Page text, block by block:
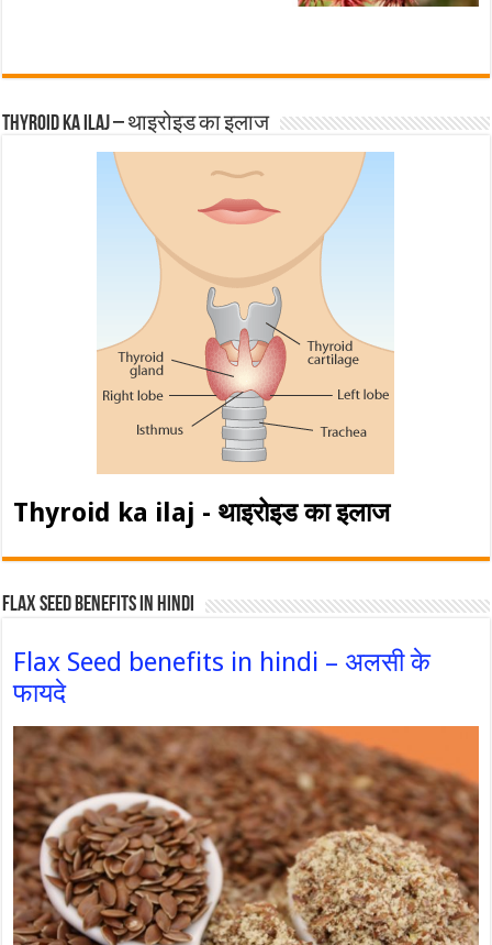
Thyroid ka ilaj – थाइरोइड का इलाज
Thyroid ka ilaj - थाइरोइड का इलाज
Flax Seed Benefits in hindi
Flax Seed benefits in hindi – अलसी के
फायदे